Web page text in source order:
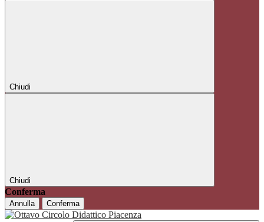
Chiudi
Chiudi
Conferma
Annulla Conferma